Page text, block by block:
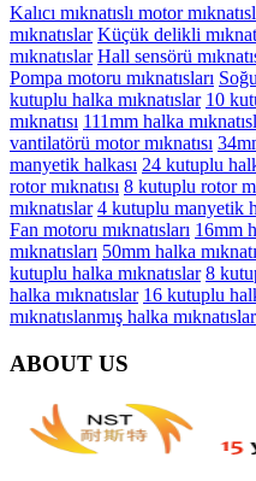
Kalıcı mıknatıslı motor
mıknatıslar Küçük delikli
mıknatıslar Hall sensörü
Pompa motoru mıknatısları
kutuplu halka mıknatıslar 10
mıknatısı 111mm halka
vantilatörü motor mıknatısı
manyetik halkası 24 kutuplu
rotor mıknatısı 8 kutuplu rotor
mıknatıslar 4 kutuplu manyetik
Fan motoru mıknatısları 16mm
mıknatısları 50mm halka
kutuplu halka mıknatıslar 8
halka mıknatıslar 16 kutuplu
mıknatıslanmış halka mıknatıslar
ABOUT US